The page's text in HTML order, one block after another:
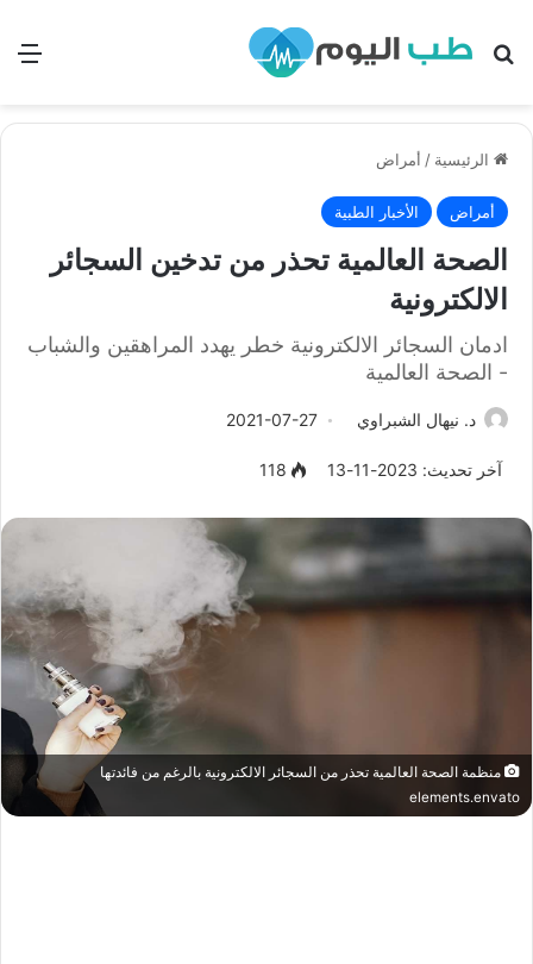
بحث
الرئيسية / أمراض
أمراض الأخبار الطبية
الصحة العالمية تحذر من تدخين السجائر
الالكترونية
ادمان السجائر الالكترونية خطر يهدد المراهقين والشباب
- الصحة العالمية
د. نيهال الشبراوي 2021-07-27
آخر تحديث: 2023-11-13 118
منظمة الصحة العالمية تحذر من السجائر الالكترونية بالرغم من فائدتها
elements.envato